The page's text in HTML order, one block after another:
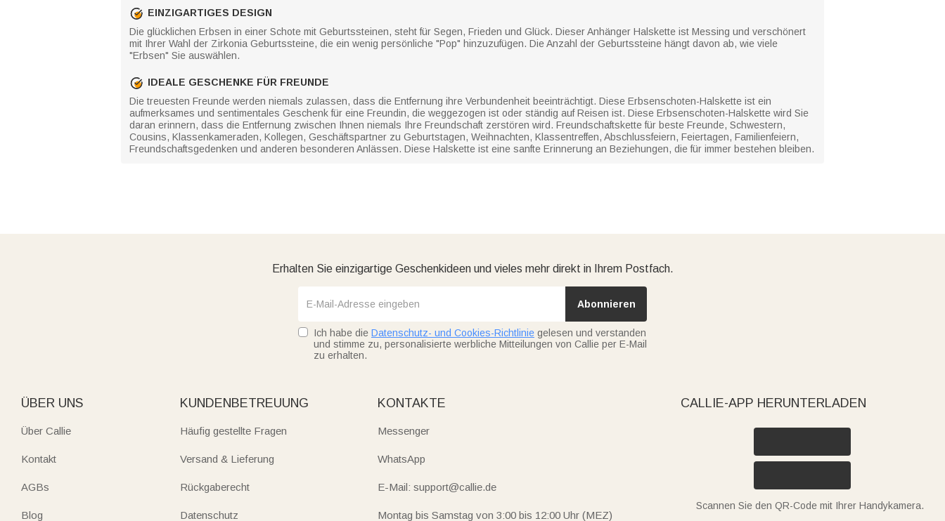
EINZIGARTIGES DESIGN
Die glücklichen Erbsen in einer Schote mit Geburtssteinen, steht für Segen, Frieden und Glück. Dieser Anhänger Halskette ist Messing und verschönert
mit Ihrer Wahl der Zirkonia Geburtssteine, die ein wenig persönliche "Pop" hinzuzufügen. Die Anzahl der Geburtssteine hängt davon ab, wie viele
"Erbsen" Sie auswählen.
IDEALE GESCHENKE FÜR FREUNDE
Die treuesten Freunde werden niemals zulassen, dass die Entfernung ihre Verbundenheit beeinträchtigt. Diese Erbsenschoten-Halskette ist ein
aufmerksames und sentimentales Geschenk für eine Freundin, die weggezogen ist oder ständig auf Reisen ist. Diese Erbsenschoten-Halskette wird Sie
daran erinnern, dass die Entfernung zwischen Ihnen niemals Ihre Freundschaft zerstören wird. Freundschaftskette für beste Freunde, Schwestern,
Cousins, Klassenkameraden, Kollegen, Geschäftspartner zu Geburtstagen, Weihnachten, Klassentreffen, Abschlussfeiern, Feiertagen, Familienfeiern,
Freundschaftsgedenken und anderen besonderen Anlässen. Diese Halskette ist eine sanfte Erinnerung an Beziehungen, die für immer bestehen bleiben.
Erhalten Sie einzigartige Geschenkideen und vieles mehr direkt in Ihrem Postfach.
Abonnieren
Ich habe die Datenschutz- und Cookies-Richtlinie gelesen und verstanden
und stimme zu, personalisierte werbliche Mitteilungen von Callie per E-Mail
zu erhalten.
ÜBER UNS
Über Callie
Kontakt
AGBs
Blog
KUNDENBETREUUNG
Häufig gestellte Fragen
Versand & Lieferung
Rückgaberecht
Datenschutz
KONTAKTE
Messenger
WhatsApp
E-Mail: support@callie.de
Montag bis Samstag von 3:00 bis 12:00 Uhr (MEZ)
CALLIE-APP HERUNTERLADEN
Scannen Sie den QR-Code mit Ihrer Handykamera.